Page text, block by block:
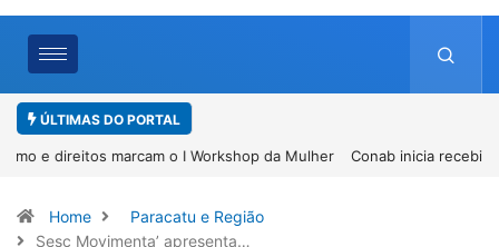
ÚLTIMAS DO PORTAL
Conab inicia recebimento de documentos para solicitação do
Home
Paracatu e Região
Sesc Movimenta’ apresenta…